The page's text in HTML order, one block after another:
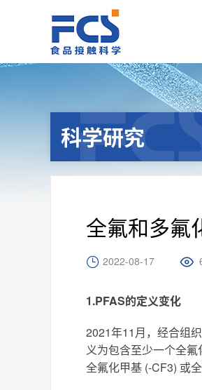
科学研究
全氟和多氟
2022-08-17
1.PFAS的定义变化
2021年11月，经合组
义为包含至少一个全
全氟化甲基 (-CF3) 或